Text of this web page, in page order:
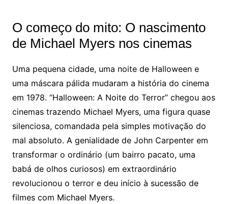
O começo do mito: O nascimento
de Michael Myers nos cinemas
Uma pequena cidade, uma noite de Halloween e
uma máscara pálida mudaram a história do cinema
em 1978. “Halloween: A Noite do Terror” chegou aos
cinemas trazendo Michael Myers, uma figura quase
silenciosa, comandada pela simples motivação do
mal absoluto. A genialidade de John Carpenter em
transformar o ordinário (um bairro pacato, uma
babá de olhos curiosos) em extraordinário
revolucionou o terror e deu início à sucessão de
filmes com Michael Myers.